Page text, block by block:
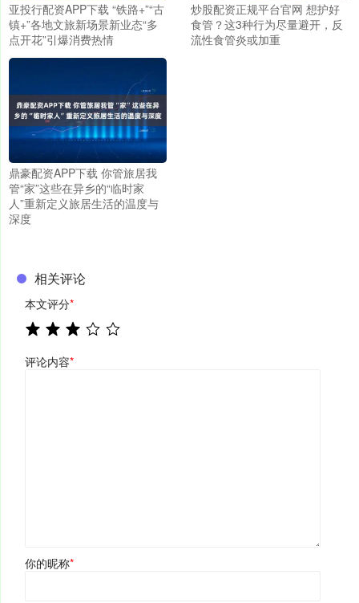
亚投行配资APP下载 “铁路+”“古
镇+”各地文旅新场景新业态“多
点开花”引爆消费热情
炒股配资正规平台官网 想护好
食管？这3种行为尽量避开，反
流性食管炎或加重
鼎豪配资APP下载 你管旅居我
管“家”这些在异乡的“临时家
人”重新定义旅居生活的温度与
深度
相关评论
本文评分*
评论内容*
你的昵称*